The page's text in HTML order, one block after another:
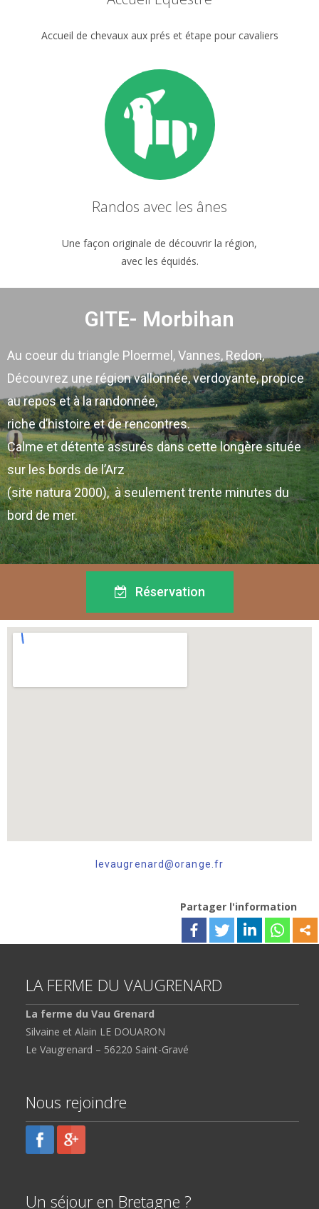
Accueil de chevaux aux prés et étape pour cavaliers
Randos avec les ânes
Une façon originale de découvrir la région,
avec les équidés.
GITE- Morbihan
Au coeur du triangle Ploermel, Vannes, Redon,
Découvrez une région vallonnée, verdoyante, propice
au repos et à la randonnée,
riche d’histoire et de rencontres.
Calme et détente assurés dans cette longère située
sur les bords de l’Arz
(site natura 2000), à seulement trente minutes du
bord de mer.
Réservation
levaugrenard@orange.fr
Partager l'information
LA FERME DU VAUGRENARD
La ferme du Vau Grenard
Silvaine et Alain LE DOUARON
Le Vaugrenard – 56220 Saint-Gravé
Nous rejoindre
Un séjour en Bretagne ?